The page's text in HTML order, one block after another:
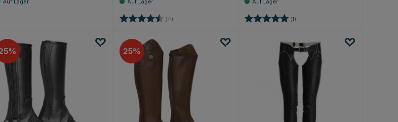
Bewertung: (4) Bewertung: (1)
25